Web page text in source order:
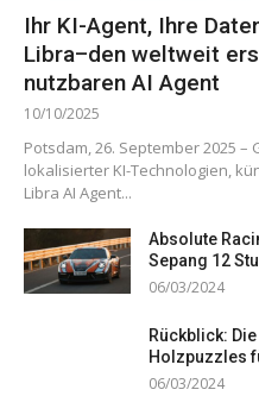
Ihr KI-Agent, Ihre
Libra–den weltweit
nutzbaren AI Agent
10/10/2025
Potsdam, 26. September 2025
lokalisierter KI-Technologien,
Libra AI Agent...
Absolute
Sepang 12
06/03/2024
Rückblick:
Holzpuzzles
06/03/2024